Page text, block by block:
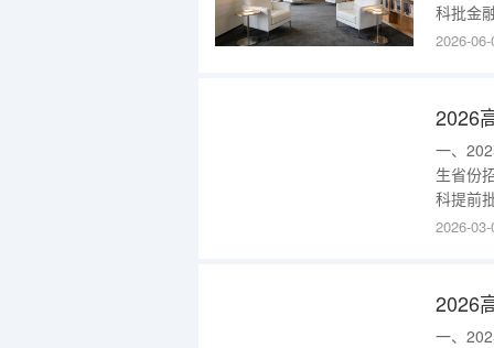
科批金
部
2026-
一、
生省份
科提前
语
2026-
一、